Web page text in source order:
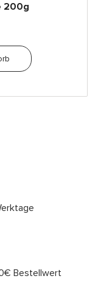
200g
Bestellwert